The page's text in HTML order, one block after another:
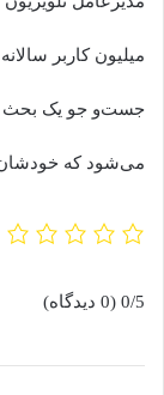
میلیون کاربر
جست‌و جو یک بحث
می‌شود که خودشان
0/5 (0 دیدگاه)